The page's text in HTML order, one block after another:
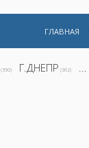
ГЛАВНАЯ
(390) Г.ДНЕПР (362) ...